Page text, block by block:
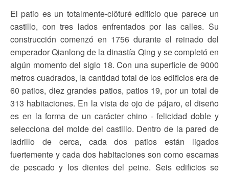
El patio es un totalmente-clôturé edificio que parece un
castillo, con tres lados enfrentados por las calles. Su
construcción comenzó en 1756 durante el reinado del
emperador Qianlong de la dinastía Qing y se completó en
algún momento del siglo 18. Con una superficie de 9000
metros cuadrados, la cantidad total de los edificios era de
60 patios, diez grandes patios, patios 19, por un total de
313 habitaciones. En la vista de ojo de pájaro, el diseño
es en la forma de un carácter chino - felicidad doble y
selecciona del molde del castillo. Dentro de la pared de
ladrillo de cerca, cada dos patios están ligados
fuertemente y cada dos habitaciones son como escamas
de pescado y los dientes del peine. Seis edificios se